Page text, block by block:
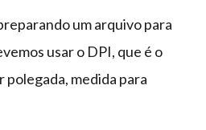
um arquivo para
usar o DPI, que é o
medida para